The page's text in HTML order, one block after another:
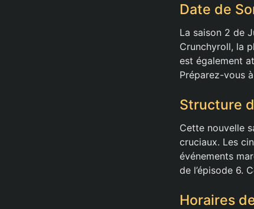
Date de
La saison 2 de
Crunchyroll, la
est également
Préparez-vous
Structure
Cette nouvelle
cruciaux. Les
événements
de l’épisode 6.
Horaires